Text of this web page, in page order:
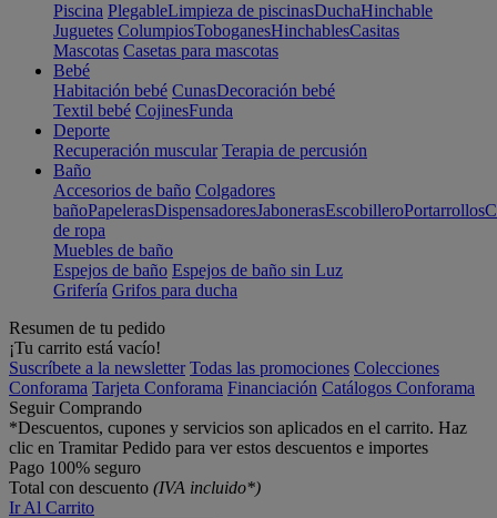
Piscina PlegableLimpieza de piscinasDuchaHinchable
Juguetes ColumpiosToboganesHinchablesCasitas
Mascotas Casetas para mascotas
Bebé
Habitación bebé CunasDecoración bebé
Textil bebé CojinesFunda
Deporte
Recuperación muscular Terapia de percusión
Baño
Accesorios de baño Colgadores
bañoPapelerasDispensadoresJabonerasEscobilleroPortarrollos
de ropa
Muebles de baño
Espejos de baño Espejos de baño sin Luz
Grifería Grifos para ducha
Resumen de tu pedido
¡Tu carrito está vacío!
Suscríbete a la newsletter Todas las promociones Colecciones
Conforama Tarjeta Conforama Financiación Catálogos Conforama
Seguir Comprando
*Descuentos, cupones y servicios son aplicados en el carrito. Haz
clic en Tramitar Pedido para ver estos descuentos e importes
Pago 100% seguro
Total con descuento (IVA incluido*)
Ir Al Carrito